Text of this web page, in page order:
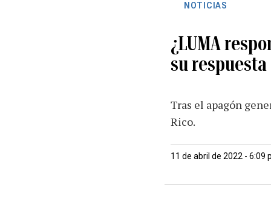
NOTICIAS
¿LUMA
su respuesta
Tras el apagón
Rico.
11 de abril de 2022 - 6:09